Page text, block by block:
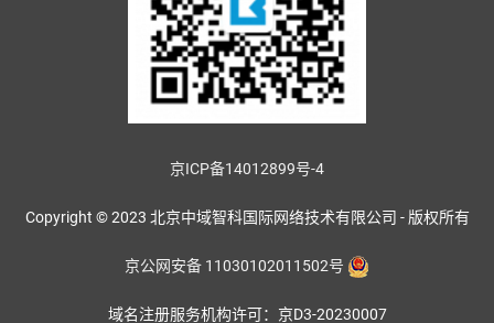
京ICP备14012899号-4
Copyright © 2023 北京中域智科国际网络技术有限公司 - 版权所有
京公网安备 11030102011502号
域名注册服务机构许可：京D3-20230007